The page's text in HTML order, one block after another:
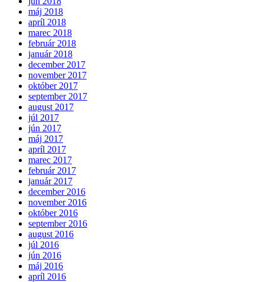
máj 2018
apríl 2018
marec 2018
február 2018
január 2018
december 2017
november 2017
október 2017
september 2017
august 2017
júl 2017
jún 2017
máj 2017
apríl 2017
marec 2017
február 2017
január 2017
december 2016
november 2016
október 2016
september 2016
august 2016
júl 2016
jún 2016
máj 2016
apríl 2016